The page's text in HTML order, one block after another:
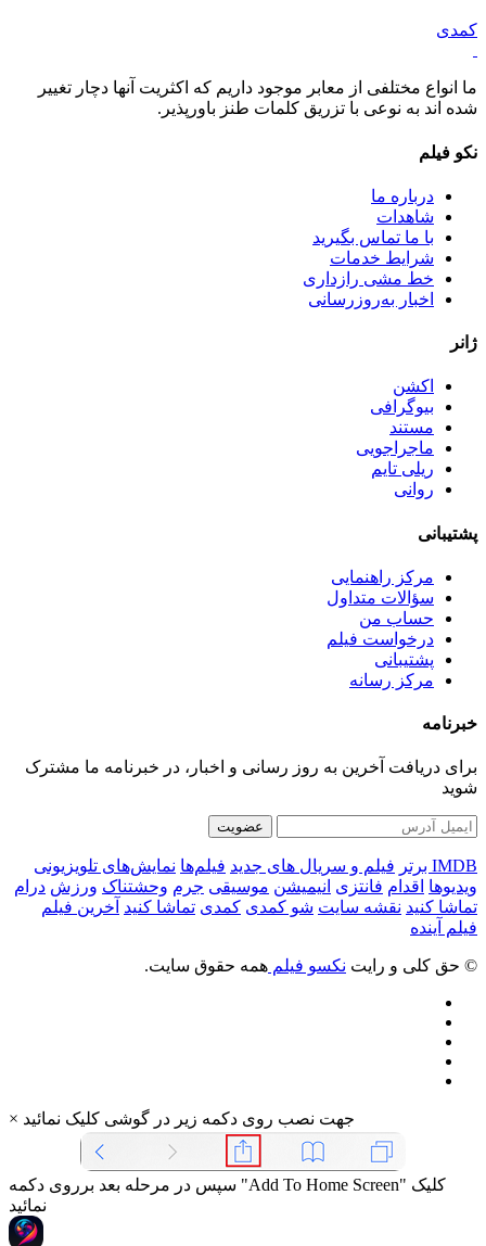
کمدی
ما انواع مختلفی از معابر موجود داریم که اکثریت آنها دچار تغییر
شده اند به نوعی با تزریق کلمات طنز باورپذیر.
نکو فیلم
درباره ما
شاهدات
با ما تماس بگیرید
شرایط خدمات
خط مشی رازداری
اخبار به‌روزرسانی
ژانر
اکشن
بیوگرافی
مستند
ماجراجویی
ریلی تایم
روانی
پشتیبانی
مرکز راهنمایی
سؤالات متداول
حساب من
درخواست فیلم
پشتیبانی
مرکز رسانه
خبرنامه
برای دریافت آخرین به روز رسانی و اخبار، در خبرنامه ما مشترک
شوید
عضویت
IMDB برتر فیلم و سریال های جدید فیلم‌ها نمایش‌های تلویزیونی
ویدیوها اقدام فانتزی انیمیشن موسیقی جرم وحشتناک ورزش درام
تماشا کنید نقشه سایت شو کمدی کمدی تماشا کنید آخرین فیلم
فیلم آینده
© حق کلی و رایت نکسو فیلم همه حقوق سایت.
× جهت نصب روی دکمه زیر در گوشی کلیک نمائید
سپس در مرحله بعد برروی دکمه "Add To Home Screen" کلیک
نمائید